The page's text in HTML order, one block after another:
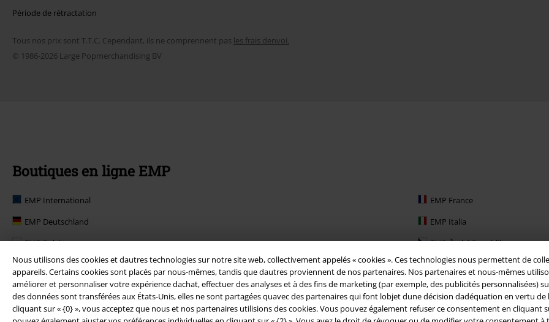
Nous utilisons des cookies et dautres technologies sur notre site web, collectivement appelés « cookies ». Ces technologies nous permettent de
appareils. Certains cookies sont placés par nous-mêmes, tandis que dautres proviennent de nos partenaires. Nos partenaires et nous-mêmes
améliorer et personnaliser votre expérience dachat, effectuer des analyses et à des fins de marketing (par exemple, des publicités personnalisées)
des données sont transférées aux États-Unis, elles ne sont partagées quavec des partenaires qui font lobjet dune décision dadéquation en vertu
cliquant sur « {0} », vous acceptez que nous et nos partenaires utilisions des cookies. Vous pouvez également refuser ce consentement en cliquant
Période de rétractation
Tous nos prix sont T.T.C. Cependant, ils ne comprennent pas les frais denvoi.
© 1986-2026 Large Popmerchandising BV
Boutiques en ligne EMP
EMP International
EMP France
EMP Deutschland
EMP Italia
EMP Polska
EMP Česká Republika
EMP Norge
EMP Schweiz
EMP Suomi
EMP Ireland
EMP United Kingdom
EMP Sverige